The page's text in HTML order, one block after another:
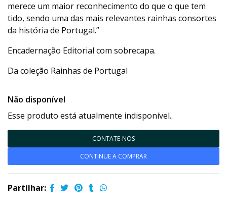
merece um maior reconhecimento do que o que tem
tido, sendo uma das mais relevantes rainhas consortes
da história de Portugal.”
Encadernação Editorial com sobrecapa.
Da coleção Rainhas de Portugal
Não disponível
Esse produto está atualmente indisponível..
CONTATE-NOS
CONTINUE A COMPRAR
Partilhar: